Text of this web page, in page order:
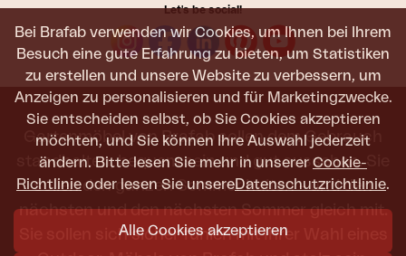
Bei Brafab verwenden wir Cookies, um Ihnen bei Ihrem
Besuch eine gute Erfahrung zu bieten, um Statistiken
zu erstellen und unsere Website zu verbessern, um
Anzeigen zu personalisieren und für Marketingzwecke.
Sie entscheiden selbst, ob Sie Cookies akzeptieren
möchten, und Sie können Ihre Auswahl jederzeit
ändern. Bitte lesen Sie mehr in unserer Cookie-
Richtlinie oder lesen Sie unsereDatenschutzrichtlinie.
Alle Cookies akzeptieren
Let's be social!
Gartenmöbel von Brafab sollen dem Gebrauch
standhalten, bequem sein und gut aussehen. Sie
sollen den ganzen Sommer halten – und den
nächsten und den nächsten Sommer gleich mit.
Sie sollen sich sicher fühlen mit Ihrer Wahl eines